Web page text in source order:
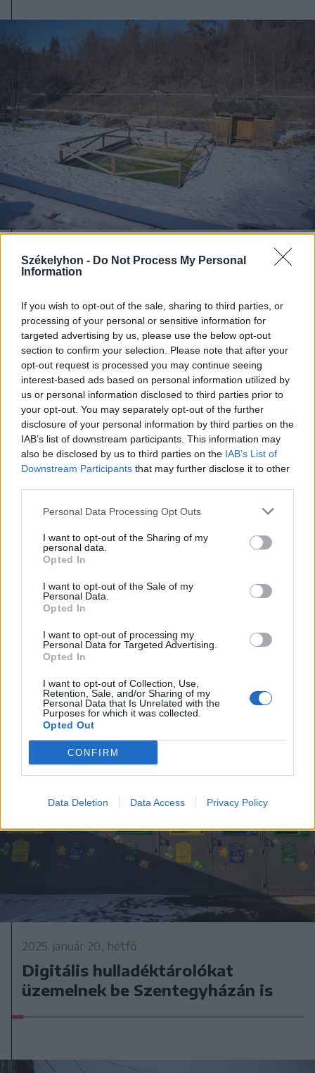
Székelyhon - Do Not Process My Personal
Information
If you wish to opt-out of the sale, sharing to third parties, or
processing of your personal or sensitive information for
targeted advertising by us, please use the below opt-out
section to confirm your selection. Please note that after your
opt-out request is processed you may continue seeing
interest-based ads based on personal information utilized by
us or personal information disclosed to third parties prior to
your opt-out. You may separately opt-out of the further
disclosure of your personal information by third parties on the
IAB’s list of downstream participants. This information may
also be disclosed by us to third parties on the IAB’s List of
Downstream Participants that may further disclose it to other
Personal Data Processing Opt Outs
I want to opt-out of the Sharing of my
personal data.
Opted In
I want to opt-out of the Sale of my
Personal Data.
Opted In
I want to opt-out of processing my
Personal Data for Targeted Advertising.
Opted In
I want to opt-out of Collection, Use,
Retention, Sale, and/or Sharing of my
Personal Data that Is Unrelated with the
Purposes for which it was collected.
Opted Out
CONFIRM
Data Deletion Data Access Privacy Policy
2025. január 25., szombat
Van-e elegendő ásványvíz
Homoródfürdőn a tervezett
wellnessközpont
üzemeltetéséhez?
Előadás a homoródfürdői
borvizekről
2025. január 20., hétfő
Digitális hulladéktárolókat
üzemelnek be Szentegyházán is